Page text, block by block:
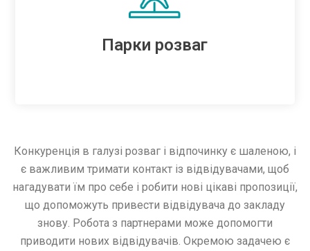
Парки розваг
Конкуренція в галузі розваг і відпочинку є шаленою, і
є важливим тримати контакт із відвідувачами, щоб
нагадувати їм про себе і робити нові цікаві пропозиції,
що допоможуть привести відвідувача до закладу
знову. Робота з партнерами може допомогти
приводити нових відвідувачів. Окремою задачею є